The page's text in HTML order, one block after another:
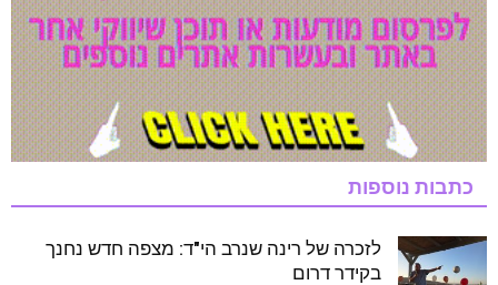
כתבות נוספות
לזכרה של רינה שנרב הי"ד: מצפה חדש נחנך
בקידר דרום